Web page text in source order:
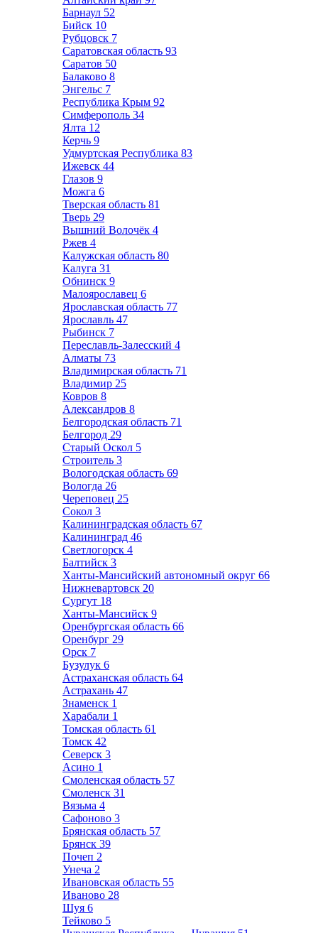
Барнаул 52
Бийск 10
Рубцовск 7
Саратовская область 93
Саратов 50
Балаково 8
Энгельс 7
Республика Крым 92
Симферополь 34
Ялта 12
Керчь 9
Удмуртская Республика 83
Ижевск 44
Глазов 9
Можга 6
Тверская область 81
Тверь 29
Вышний Волочёк 4
Ржев 4
Калужская область 80
Калуга 31
Обнинск 9
Малоярославец 6
Ярославская область 77
Ярославль 47
Рыбинск 7
Переславль-Залесский 4
Алматы 73
Владимирская область 71
Владимир 25
Ковров 8
Александров 8
Белгородская область 71
Белгород 29
Старый Оскол 5
Строитель 3
Вологодская область 69
Вологда 26
Череповец 25
Сокол 3
Калининградская область 67
Калининград 46
Светлогорск 4
Балтийск 3
Ханты-Мансийский автономный округ 66
Нижневартовск 20
Сургут 18
Ханты-Мансийск 9
Оренбургская область 66
Оренбург 29
Орск 7
Бузулук 6
Астраханская область 64
Астрахань 47
Знаменск 1
Харабали 1
Томская область 61
Томск 42
Северск 3
Асино 1
Смоленская область 57
Смоленск 31
Вязьма 4
Сафоново 3
Брянская область 57
Брянск 39
Почеп 2
Унеча 2
Ивановская область 55
Иваново 28
Шуя 6
Тейково 5